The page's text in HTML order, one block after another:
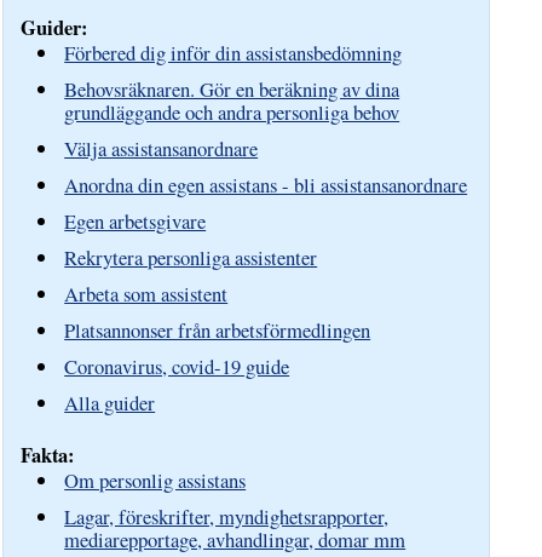
Guider:
Förbered dig inför din assistansbedömning
Behovsräknaren. Gör en beräkning av dina
grundläggande och andra personliga behov
Välja assistansanordnare
Anordna din egen assistans - bli assistansanordnare
Egen arbetsgivare
Rekrytera personliga assistenter
Arbeta som assistent
Platsannonser från arbetsförmedlingen
Coronavirus, covid-19 guide
Alla guider
Fakta:
Om personlig assistans
Lagar, föreskrifter, myndighetsrapporter,
mediarepportage, avhandlingar, domar mm